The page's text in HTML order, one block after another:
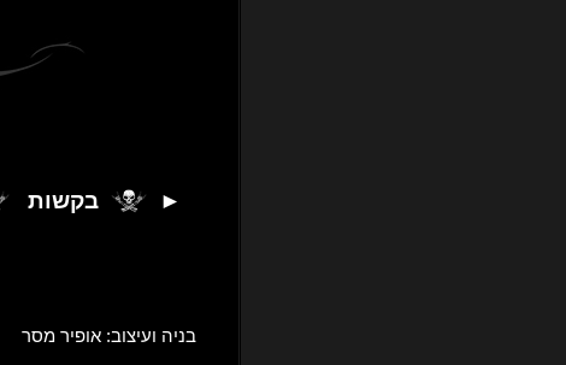
► בקשות
בניה ועיצוב: אופיר מסר